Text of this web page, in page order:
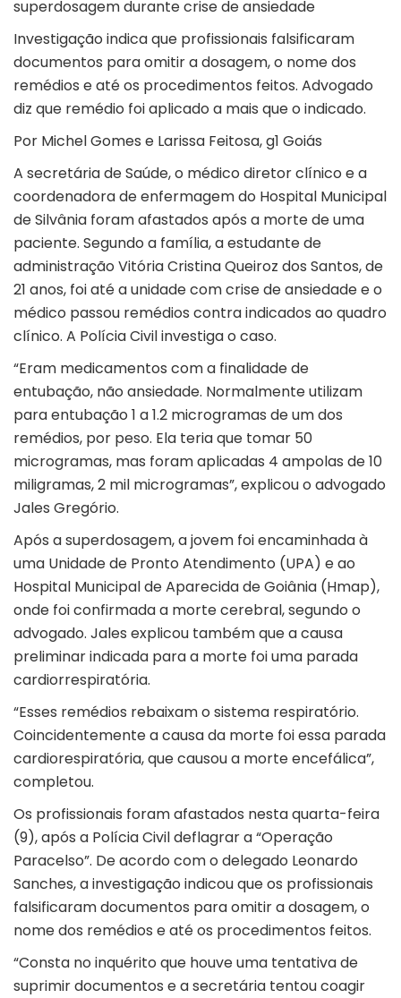
superdosagem durante crise de ansiedade
Investigação indica que profissionais falsificaram
documentos para omitir a dosagem, o nome dos
remédios e até os procedimentos feitos. Advogado
diz que remédio foi aplicado a mais que o indicado.
Por Michel Gomes e Larissa Feitosa, g1 Goiás
A secretária de Saúde, o médico diretor clínico e a
coordenadora de enfermagem do Hospital Municipal
deSilvânia foram afastados após a morte de uma
paciente. Segundo a família, a estudante de
administração Vitória Cristina Queiroz dos Santos, de
21 anos, foi até a unidade com crise de ansiedade e o
médico passou remédios contra indicados ao quadro
clínico. A Polícia Civil investiga o caso.
“Eram medicamentos com a finalidade de
entubação, não ansiedade. Normalmente utilizam
para entubação 1 a 1.2 microgramas de um dos
remédios, por peso. Ela teria que tomar 50
microgramas, mas foram aplicadas 4 ampolas de 10
miligramas, 2 mil microgramas”, explicou o advogado
Jales Gregório.
Após a superdosagem, a jovem foi encaminhada à
uma Unidade de Pronto Atendimento (UPA) e ao
Hospital Municipal de Aparecida de Goiânia (Hmap),
onde foi confirmada a morte cerebral, segundo o
advogado. Jales explicou também que a causa
preliminar indicada para a morte foi uma parada
cardiorrespiratória.
“Esses remédios rebaixam o sistema respiratório.
Coincidentemente a causa da morte foi essa parada
cardiorespiratória, que causou a morte encefálica”,
completou.
Os profissionais foram afastados nesta quarta-feira
(9), após a Polícia Civil deflagrar a “Operação
Paracelso”. De acordo com o delegado Leonardo
Sanches, a investigação indicou que os profissionais
falsificaram documentos para omitir a dosagem, o
nome dos remédios e até os procedimentos feitos.
“Consta no inquérito que houve uma tentativa de
suprimir documentos e a secretária tentou coagir